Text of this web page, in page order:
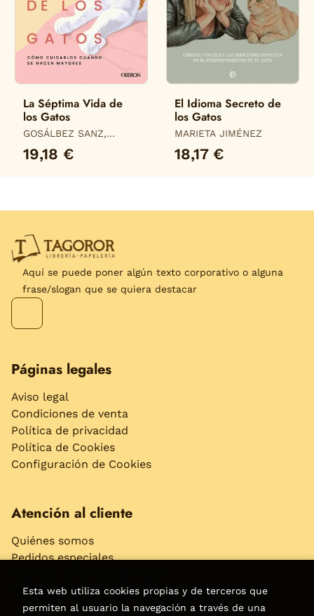
La Séptima Vida de
los Gatos
GOSÁLBEZ SANZ,
19,18 €
El Idioma Secreto de
los Gatos
MARIETA JIMÉNEZ
18,17 €
Aquí se puede poner algún texto corporativo o alguna
frase/slogan que se quiera destacar
Páginas legales
Aviso legal
Condiciones de venta
Política de privacidad
Política de Cookies
Configuración de Cookies
Atención al cliente
Quiénes somos
Pedidos especiales
Accesibilidad
Esta web utiliza cookies propias y de terceros que
permiten al usuario la navegación a través de una